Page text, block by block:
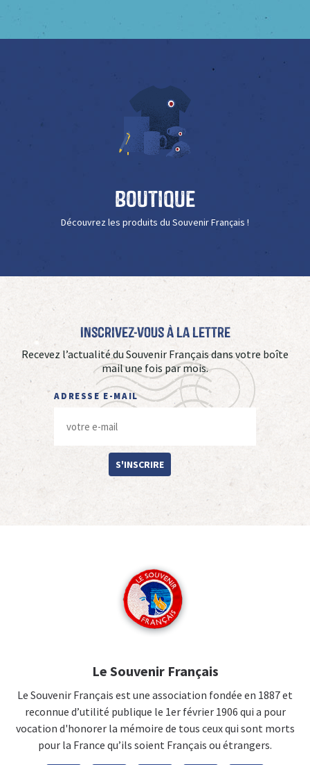
Boutique
Découvrez les produits du Souvenir Français !
Inscrivez-vous à La Lettre
Recevez l’actualité du Souvenir Français dans votre boîte
mail une fois par mois.
ADRESSE E-MAIL
S'INSCRIRE
Le Souvenir Français
Le Souvenir Français est une association fondée en 1887 et
reconnue d’utilité publique le 1er février 1906 qui a pour
vocation d'honorer la mémoire de tous ceux qui sont morts
pour la France qu’ils soient Français ou étrangers.